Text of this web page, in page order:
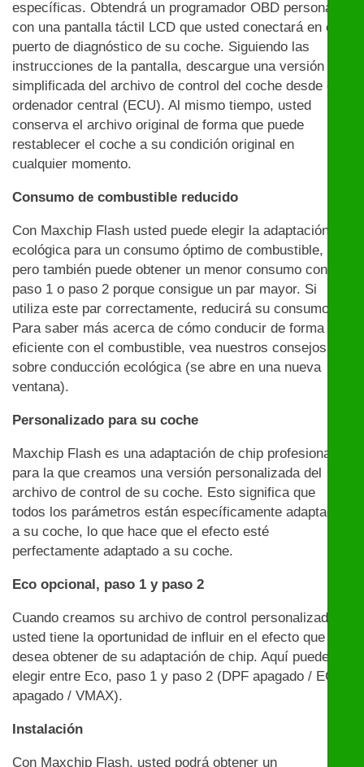
específicas. Obtendrá un programador OBD personal
con una pantalla táctil LCD que usted conectará en el
puerto de diagnóstico de su coche. Siguiendo las
instrucciones de la pantalla, descargue una versión
simplificada del archivo de control del coche desde el
ordenador central (ECU). Al mismo tiempo, usted
conserva el archivo original de forma que puede
restablecer el coche a su condición original en
cualquier momento.
Consumo de combustible reducido
Con Maxchip Flash usted puede elegir la adaptación
ecológica para un consumo óptimo de combustible,
pero también puede obtener un menor consumo con el
paso 1 o paso 2 porque consigue un par mayor. Si
utiliza este par correctamente, reducirá su consumo.
Para saber más acerca de cómo conducir de forma
eficiente con el combustible, vea nuestros consejos
sobre conducción ecológica (se abre en una nueva
ventana).
Personalizado para su coche
Maxchip Flash es una adaptación de chip profesional
para la que creamos una versión personalizada del
archivo de control de su coche. Esto significa que
todos los parámetros están específicamente adaptados
a su coche, lo que hace que el efecto esté
perfectamente adaptado a su coche.
Eco opcional, paso 1 y paso 2
Cuando creamos su archivo de control personalizado,
usted tiene la oportunidad de influir en el efecto que
desea obtener de su adaptación de chip. Aquí puede
elegir entre Eco, paso 1 y paso 2 (DPF apagado / EGR
apagado / VMAX).
Instalación
Con Maxchip Flash, usted podrá obtener un